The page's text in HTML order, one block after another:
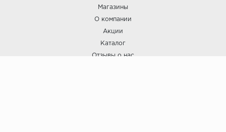
Магазины
О компании
Акции
Каталог
Отзывы о нас